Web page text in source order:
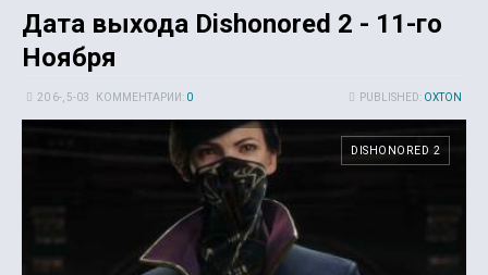
Дата выхода Dishonored 2 - 11-го
Ноября
PUBLISHED: OXTON
20 6-, 5-03 КОММЕНТАРИИ: 0
DISHONORED 2